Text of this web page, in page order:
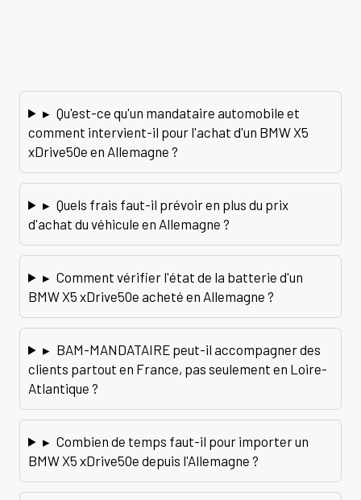
▸ Qu'est-ce qu'un mandataire automobile et
comment intervient-il pour l'achat d'un BMW X5
xDrive50e en Allemagne ?
▸ Quels frais faut-il prévoir en plus du prix
d'achat du véhicule en Allemagne ?
▸ Comment vérifier l'état de la batterie d'un
BMW X5 xDrive50e acheté en Allemagne ?
▸ BAM-MANDATAIRE peut-il accompagner des
clients partout en France, pas seulement en Loire-
Atlantique ?
▸ Combien de temps faut-il pour importer un
BMW X5 xDrive50e depuis l'Allemagne ?